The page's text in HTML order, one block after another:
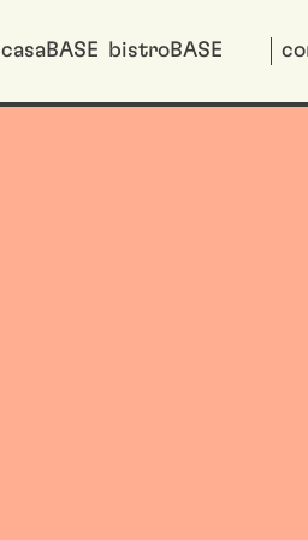
casaBASE bistroBASE